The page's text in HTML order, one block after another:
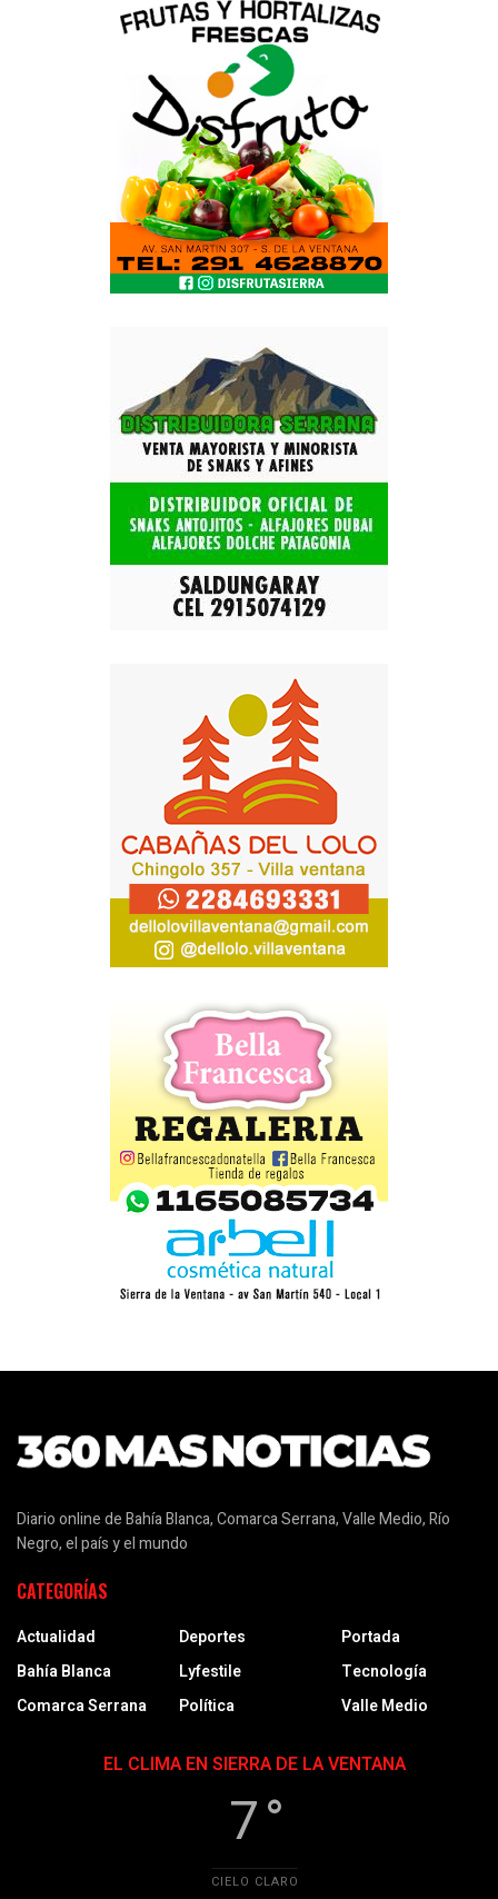
Diario online de Bahía Blanca, Comarca Serrana, Valle Medio, Río
Negro, el país y el mundo
CATEGORÍAS
Actualidad
Bahía Blanca
Comarca Serrana
Deportes
Lyfestile
Política
Portada
Tecnología
Valle Medio
EL CLIMA EN SIERRA DE LA VENTANA
7 °
CIELO CLARO